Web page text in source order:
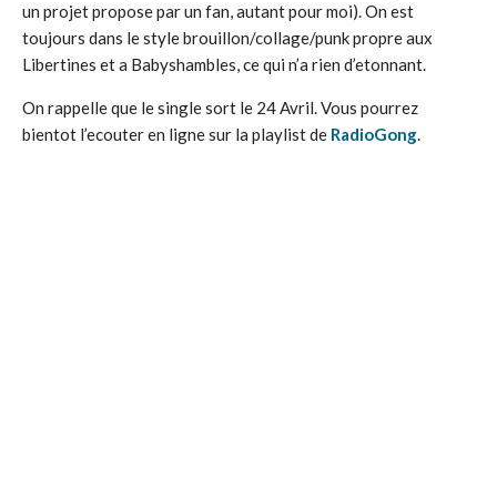
un projet propose par un fan, autant pour moi). On est
toujours dans le style brouillon/collage/punk propre aux
Libertines et a Babyshambles, ce qui n’a rien d’etonnant.
On rappelle que le single sort le 24 Avril. Vous pourrez
bientot l’ecouter en ligne sur la playlist de RadioGong.